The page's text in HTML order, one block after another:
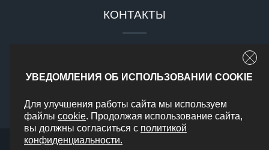
КОНТАКТЫ
Доставка по РФ
УВЕДОМЛЕНИЯ ОБ ИСПОЛЬЗОВАНИИ COOKIE
Для улучшения работы сайта мы используем
файлы cookie. Продолжая использование сайта,
вы должны согласиться с политикой
конфиденциальности.